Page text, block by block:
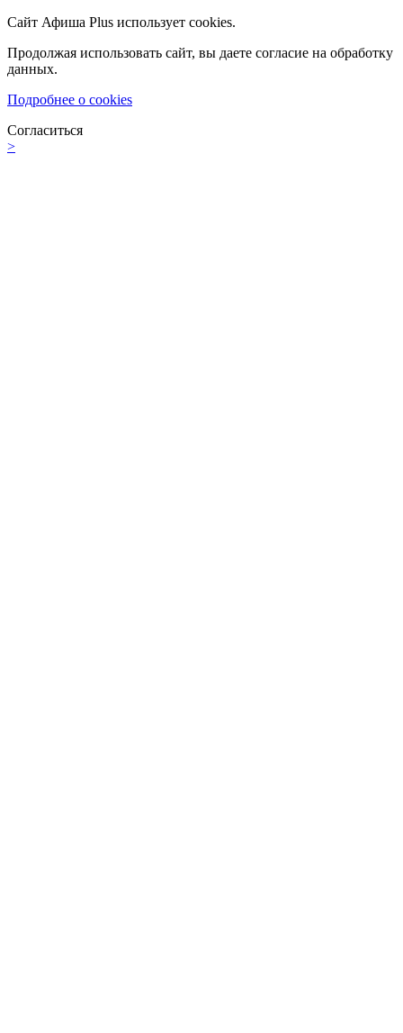
Сайт Афиша Plus использует cookies.
Продолжая использовать сайт, вы даете согласие на обработку
данных.
Подробнее о cookies
Согласиться
>